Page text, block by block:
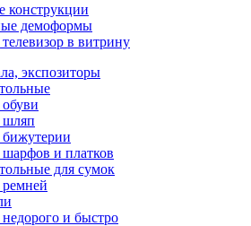
конструкции
демоформы
в витрину
экспозиторы
шляп
и платков
для сумок
и быстро